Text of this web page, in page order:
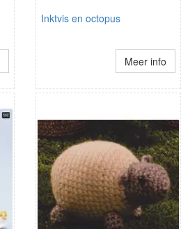
Inktvis en octopus
Meer info